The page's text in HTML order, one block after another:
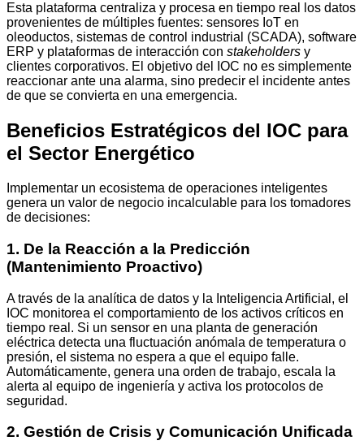
Esta plataforma centraliza y procesa en tiempo real los datos
provenientes de múltiples fuentes: sensores IoT en
oleoductos, sistemas de control industrial (SCADA), software
ERP y plataformas de interacción con stakeholders y
clientes corporativos. El objetivo del IOC no es simplemente
reaccionar ante una alarma, sino predecir el incidente antes
de que se convierta en una emergencia.
Beneficios Estratégicos del IOC para
el Sector Energético
Implementar un ecosistema de operaciones inteligentes
genera un valor de negocio incalculable para los tomadores
de decisiones:
1. De la Reacción a la Predicción
(Mantenimiento Proactivo)
A través de la analítica de datos y la Inteligencia Artificial, el
IOC monitorea el comportamiento de los activos críticos en
tiempo real. Si un sensor en una planta de generación
eléctrica detecta una fluctuación anómala de temperatura o
presión, el sistema no espera a que el equipo falle.
Automáticamente, genera una orden de trabajo, escala la
alerta al equipo de ingeniería y activa los protocolos de
seguridad.
2. Gestión de Crisis y Comunicación Unificada